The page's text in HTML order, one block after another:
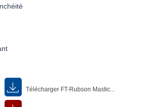
Télécharger FT-Rubson Mastic...